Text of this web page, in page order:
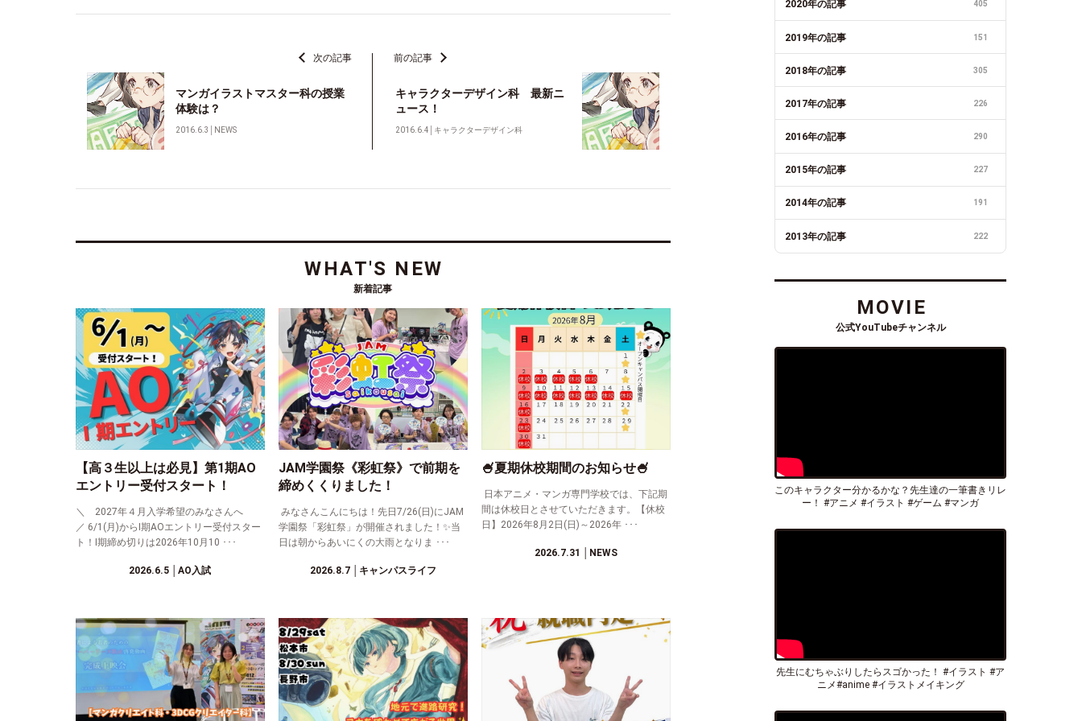
次の記事
マンガイラストマスター科の授業
体験は？
2016.6.3 NEWS
前の記事
キャラクターデザイン科 最新ニ
ュース！
2016.6.4 キャラクターデザイン科
WHAT'S NEW
新着記事
【高３生以上は必見】第1期AO
エントリー受付スタート！
＼ 2027年４月入学希望のみなさんへ
／ 6/1(月)からⅠ期AOエントリー受付スター
ト！Ⅰ期締め切りは2026年10月10 ･･･
2026.6.5 │AO入試
JAM学園祭《彩虹祭》で前期を
締めくくりました！
みなさんこんにちは！先日7/26(日)にJAM
学園祭「彩虹祭」が開催されました！✨当
日は朝からあいにくの大雨となりま ･･･
2026.8.7│キャンパスライフ
🍧夏期休校期間のお知らせ🍧
日本アニメ・マンガ専門学校では、下記期
間は休校日とさせていただきます。【休校
日】2026年8月2日(日)～2026年 ･･･
2026.7.31 │NEWS
2020年の記事 405
2019年の記事 151
2018年の記事 305
2017年の記事 226
2016年の記事 290
2015年の記事 227
2014年の記事 191
2013年の記事 222
MOVIE
公式YouTubeチャンネル
このキャラクター分かるかな？先生達の一筆書きリレ
ー！ #アニメ #イラスト #ゲーム #マンガ
先生にむちゃぶりしたらスゴかった！ #イラスト #ア
ニメ#anime #イラストメイキング